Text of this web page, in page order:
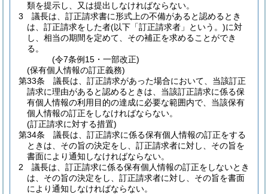
類を提示し、又は提出しなければならない。
3
議長は、訂正請求書に形式上の不備があると認めるとき
は、訂正請求をした者(以下「訂正請求者」という。)に対
し、相当の期間を定めて、その補正を求めることができ
る。
(令7条例15・一部改正)
(保有個人情報の訂正義務)
第33条
議長は、訂正請求があった場合において、当該訂正
請求に理由があると認めるときは、当該訂正請求に係る保
有個人情報の利用目的の達成に必要な範囲内で、当該保有
個人情報の訂正をしなければならない。
(訂正請求に対する措置)
第34条
議長は、訂正請求に係る保有個人情報の訂正をする
ときは、その旨の決定をし、訂正請求者に対し、その旨を
書面により通知しなければならない。
2
議長は、訂正請求に係る保有個人情報の訂正をしないとき
は、その旨の決定をし、訂正請求者に対し、その旨を書面
により通知しなければならない。